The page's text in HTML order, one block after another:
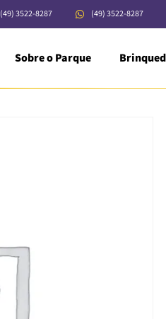
(49) 3522-8287 (49) 3522-8287
Sobre o Parque